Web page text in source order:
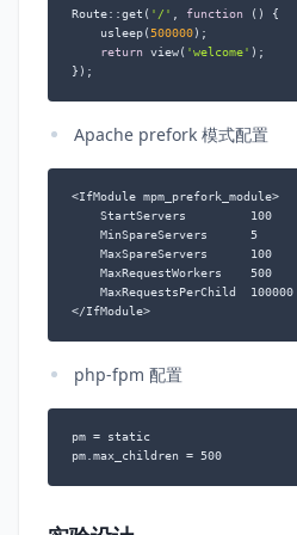
Route::get( '/' , function ( )
{
	usleep(
500000);
return view( 'welcome' );
});
Apache prefork 模式配置
<IfModule mpm_prefork_module>
    StartServers         100
    MinSpareServers      5
    MaxSpareServers      100
    MaxRequestWorkers    500
    MaxRequestsPerChild  100000
</IfModule>
php-fpm 配置
pm = static
pm.max_children = 500